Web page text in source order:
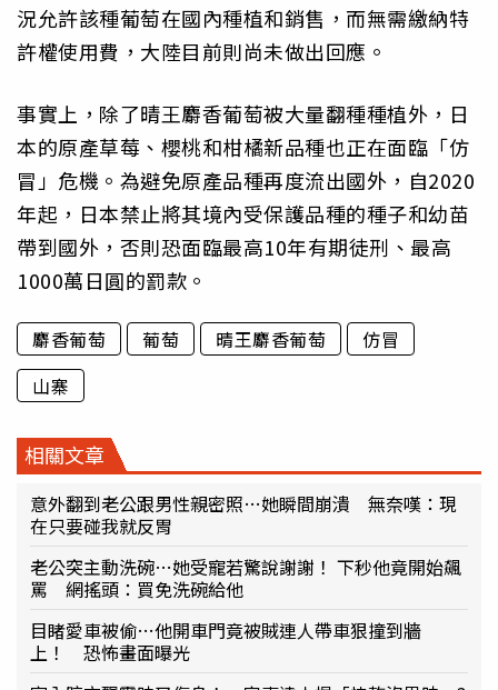
況允許該種葡萄在國內種植和銷售，而無需繳納特
許權使用費，大陸目前則尚未做出回應。
事實上，除了晴王麝香葡萄被大量翻種種植外，日
本的原產草莓、櫻桃和柑橘新品種也正在面臨「仿
冒」危機。為避免原產品種再度流出國外，自2020
年起，日本禁止將其境內受保護品種的種子和幼苗
帶到國外，否則恐面臨最高10年有期徒刑、最高
1000萬日圓的罰款。
麝香葡萄 葡萄 晴王麝香葡萄
仿冒
山寨
相關文章
意外翻到老公跟男性親密照…她瞬間崩潰 無奈嘆：現
在只要碰我就反胃
老公突主動洗碗…她受寵若驚說謝謝！ 下秒他竟開始飆
罵 網搖頭：買免洗碗給他
目睹愛車被偷…他開車門竟被賊連人帶車狠撞到牆
上！ 恐怖畫面曝光